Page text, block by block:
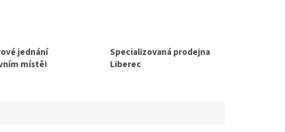
jednání
místě!
Specializovaná prodejna
Liberec